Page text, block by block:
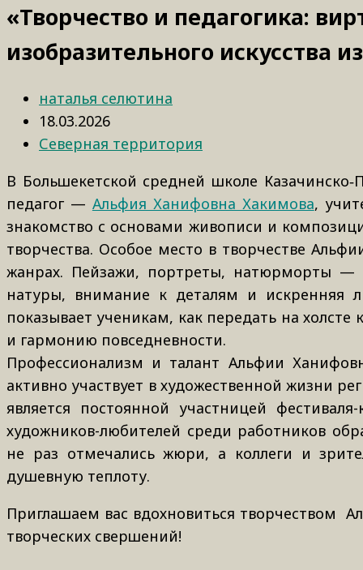
«Творчество и педагогика:
изобразительного искусства
наталья селютина
18.03.2026
Северная территория
В Большекетской средней школе
педагог — Альфия Ханифовна Хакимова,
знакомство с основами живописи и
творчества. Особое место в творчестве
жанрах. Пейзажи, портреты, натюрморты —
натуры, внимание к деталям и искренняя
показывает ученикам, как передать на
и гармонию повседневности.
Профессионализм и талант Альфии
активно участвует в художественной жизни
является постоянной участницей
художников-любителей среди работников
не раз отмечались жюри, а коллеги и
душевную теплоту.
Приглашаем вас вдохновиться творчеством
творческих свершений!